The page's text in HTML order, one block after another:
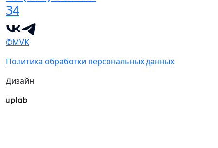
34
©MVK
Политика обработки персональных данных
Дизайн